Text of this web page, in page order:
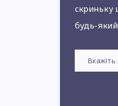
будь-